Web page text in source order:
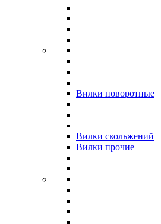
Вилки поворотные
Вилки скольжений
Вилки прочие